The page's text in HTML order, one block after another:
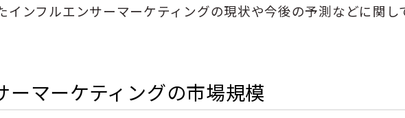
インフルエンサーマーケティングの現状や今後の予測などに関し
ーマーケティングの市場規模